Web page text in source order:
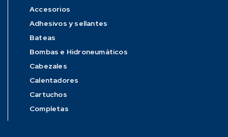
Accesorios
Adhesivos y sellantes
Bateas
Bombas e Hidroneumáticos
Cabezales
Calentadores
Cartuchos
Completas